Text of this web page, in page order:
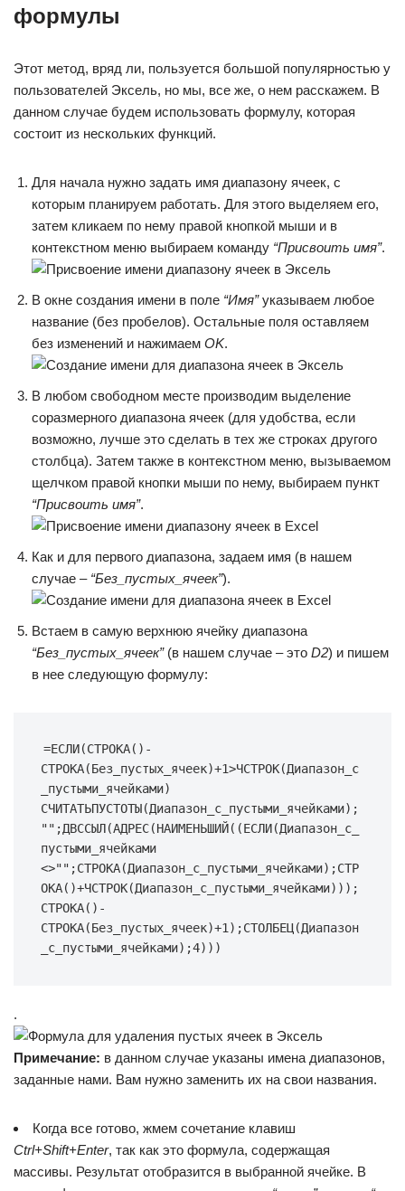
формулы
Этот метод, вряд ли, пользуется большой популярностью у
пользователей Эксель, но мы, все же, о нем расскажем. В
данном случае будем использовать формулу, которая
состоит из нескольких функций.
Для начала нужно задать имя диапазону ячеек, с
которым планируем работать. Для этого выделяем его,
затем кликаем по нему правой кнопкой мыши и в
контекстном меню выбираем команду “Присвоить имя”.
В окне создания имени в поле “Имя”указываем любое
название (без пробелов). Остальные поля оставляем
без изменений и нажимаем OK.
В любом свободном месте производим выделение
соразмерного диапазона ячеек (для удобства, если
возможно, лучше это сделать в тех же строках другого
столбца). Затем также в контекстном меню, вызываемом
щелчком правой кнопки мыши по нему, выбираем пункт
“Присвоить имя”.
Как и для первого диапазона, задаем имя (в нашем
случае – “Без_пустых_ячеек”).
Встаем в самую верхнюю ячейку диапазона
“Без_пустых_ячеек”(в нашем случае – это D2) и пишем
в нее следующую формулу:
=ЕСЛИ(СТРОКА()-
СТРОКА(Без_пустых_ячеек)+1>ЧСТРОК(Диапазон_с
_пустыми_ячейками)
СЧИТАТЬПУСТОТЫ(Диапазон_с_пустыми_ячейками);
"";ДВССЫЛ(АДРЕС(НАИМЕНЬШИЙ((ЕСЛИ(Диапазон_с_
пустыми_ячейками
<>"";СТРОКА(Диапазон_с_пустыми_ячейками);СТР
ОКА()+ЧСТРОК(Диапазон_с_пустыми_ячейками)));
СТРОКА()-
СТРОКА(Без_пустых_ячеек)+1);СТОЛБЕЦ(Диапазон
_с_пустыми_ячейками);4)))
.
Примечание: в данном случае указаны имена диапазонов,
заданные нами. Вам нужно заменить их на свои названия.
Когда все готово, жмем сочетание клавиш
Ctrl+Shift+Enter, так как это формула, содержащая
массивы. Результат отобразится в выбранной ячейке. В